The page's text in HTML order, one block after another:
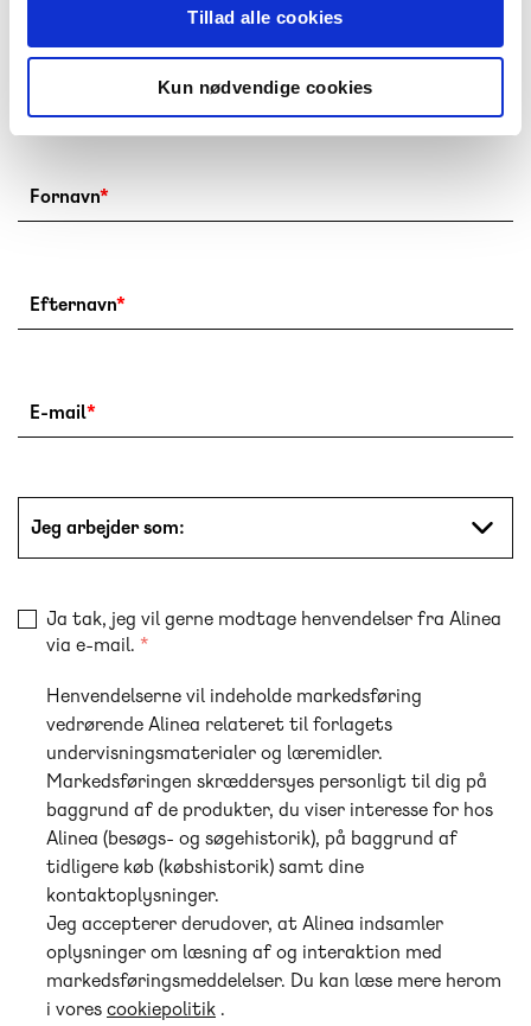
Tillad alle cookies
Kun nødvendige cookies
matematikvanskeligheder. Du kan læse artikler, høre
podcasts, se videoer og få eksperternes råd til at
matematikvanskeligheder.
Fornavn*
Efternavn*
E-mail*
Jeg arbejder som:
Ja tak, jeg vil gerne modtage henvendelser fra Alinea
via e-mail.
Henvendelserne vil indeholde markedsføring
vedrørende Alinea relateret til forlagets
undervisningsmaterialer og læremidler.
Markedsføringen skræddersyes personligt til dig på
baggrund af de produkter, du viser interesse for hos
Alinea (besøgs- og søgehistorik), på baggrund af
tidligere køb (købshistorik) samt dine
kontaktoplysninger.
Jeg accepterer derudover, at Alinea indsamler
oplysninger om læsning af og interaktion med
markedsføringsmeddelelser. Du kan læse mere herom
i vorescookiepolitik .